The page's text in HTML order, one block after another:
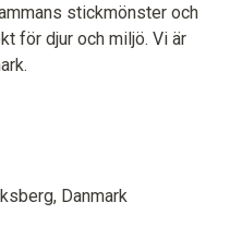
stickmönster och
för djur och miljö. Vi är
Danmark